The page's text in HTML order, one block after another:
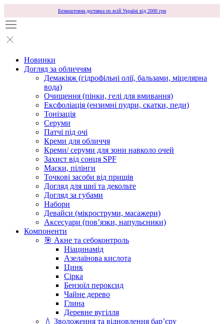
Безкоштовна доставка по всій Україні від 2000 грн
Новинки
Догляд за обличчям
Демакіяж (гідрофільні олії, бальзами, міцелярна
вода)
Очищення (пінки, гелі для вмивання)
Ексфоліація (ензимні пудри, скатки, педи)
Тонізація
Серуми
Патчі під очі
Креми для обличчя
Креми/ серуми для зони навколо очей
Захист від сонця SPF
Маски, пілінги
Точкові засоби від прищів
Догляд для шиї та декольте
Догляд за губами
Набори
Девайси (мікроструми, масажери)
Аксесуари (повʼязки, напульсники)
Компоненти
🎯 Акне та себоконтроль
Ніацинамід
Азелаїнова кислота
Цинк
Сірка
Бензоїл пероксид
Чайне дерево
Глина
Деревне вугілля
💧 Зволоження та відновлення бар’єру